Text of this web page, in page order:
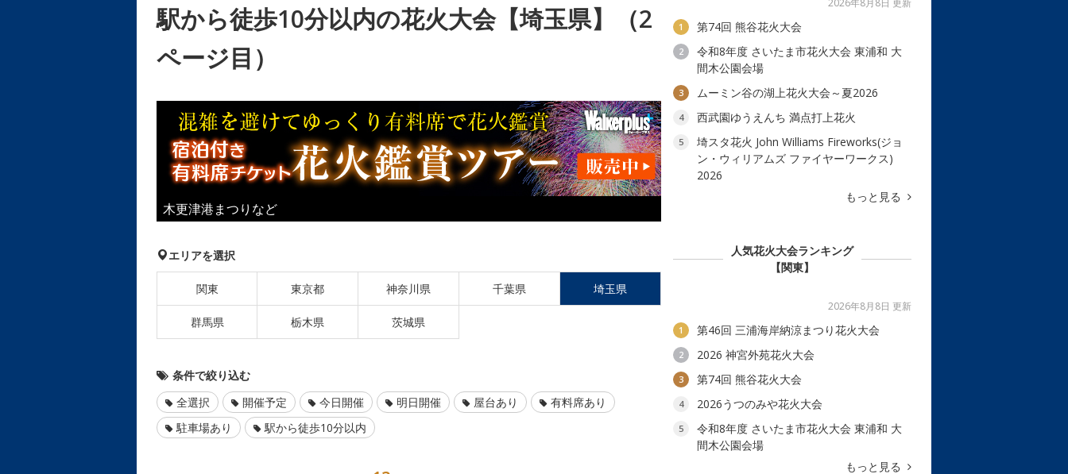
駅から徒歩10分以内の花火大会【埼玉県】（2
ページ目）
木更津港まつりなど
エリアを選択
関東 東京都 神奈川県 千葉県 埼玉県
群馬県 栃木県 茨城県
条件で絞り込む
全選択
開催予定 今日開催 明日開催 屋台あり
有料席あり
駐車場あり
駅から徒歩10分以内
2026年8月8日 更新
1 第74回 熊谷花火大会
2
令和8年度 さいたま市花火大会 東浦和 大
間木公園会場
3 ムーミン谷の湖上花火大会～夏2026
4 西武園ゆうえんち 満点打上花火
5
埼スタ花火 John Williams Fireworks(ジョ
ン・ウィリアムズ ファイヤーワークス)
2026
もっと見る
人気花火大会ランキング
【関東】
2026年8月8日 更新
1 第46回 三浦海岸納涼まつり花火大会
2 2026 神宮外苑花火大会
3 第74回 熊谷花火大会
4 2026うつのみや花火大会
5
令和8年度 さいたま市花火大会 東浦和 大
間木公園会場
もっと見る